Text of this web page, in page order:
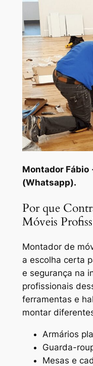
Montador Fábio
(Whatsapp).
Por que
Móveis
Montador de
a escolha certa
e segurança na
profissionais
ferramentas e
montar
Armários
Guarda-
Mesas e